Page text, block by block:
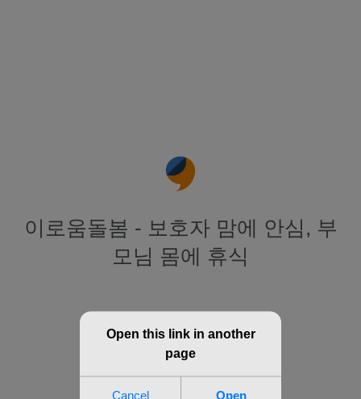
이로움돌봄 - 보호자 맘에 안심, 부
모님 몸에 휴식